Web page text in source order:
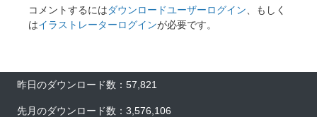
コメントするにはダウンロードユーザーログイン 、もしく
はイラストレーターログインが必要です。
昨日のダウンロード数：57,821
先月のダウンロード数：3,576,106